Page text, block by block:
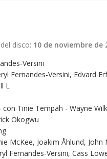
disco: 10 de noviembre de
Versini
Fernandes-Versini, Edvard
L
con Tinie Tempah - Wayne
Okogwu
McKee, Joakim Åhlund, John
Fernandes-Versini, Cass